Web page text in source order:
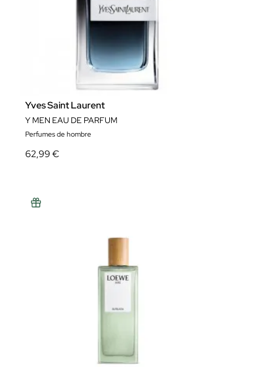
Yves Saint Laurent
Y MEN EAU DE PARFUM
Perfumes de hombre
62,99 €